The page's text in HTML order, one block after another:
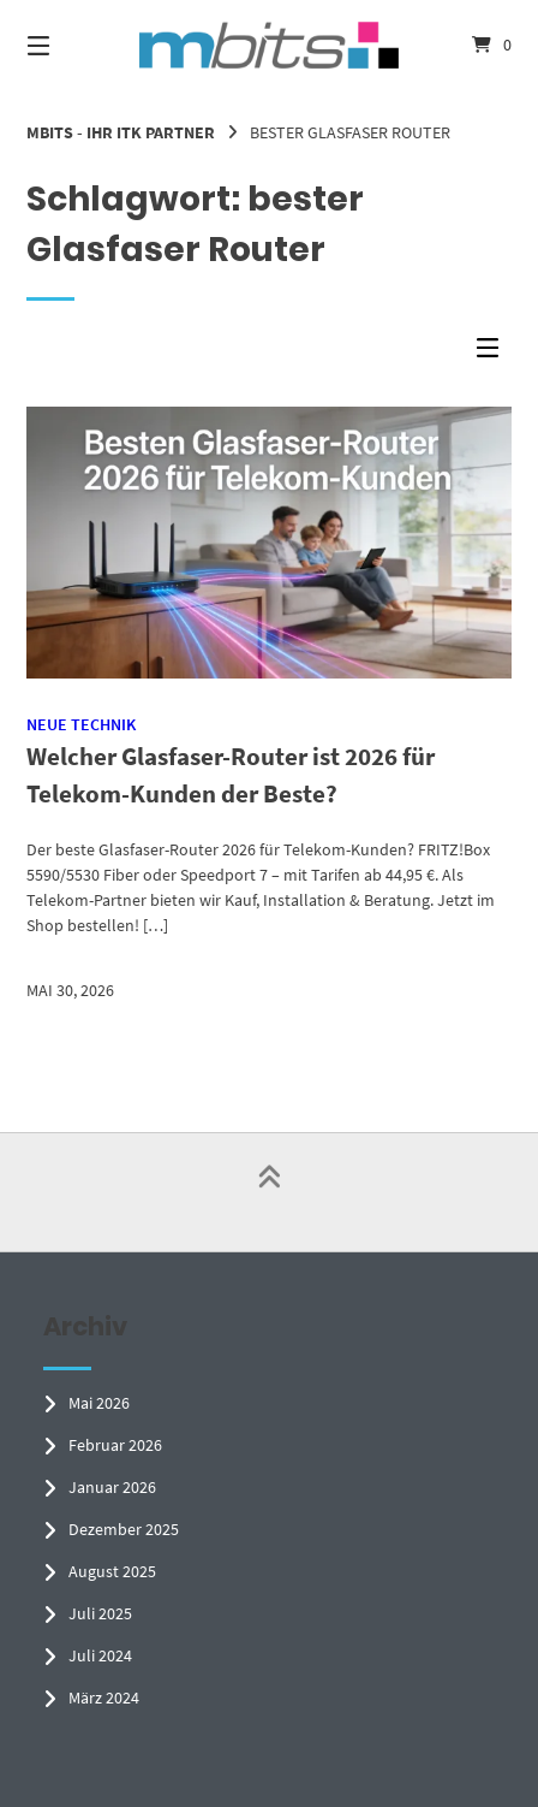
zum
Inhalt
0
MBITS - IHR ITK PARTNER BESTER GLASFASER ROUTER
Schlagwort: bester
Glasfaser Router
NEUE TECHNIK
Welcher Glasfaser-Router ist 2026 für
Telekom-Kunden der Beste?
Der beste Glasfaser-Router 2026 für Telekom-Kunden? FRITZ!Box
5590/5530 Fiber oder Speedport 7 – mit Tarifen ab 44,95 €. Als
Telekom-Partner bieten wir Kauf, Installation & Beratung. Jetzt im
Shop bestellen! […]
MAI 30, 2026
Archiv
Mai 2026
Februar 2026
Januar 2026
Dezember 2025
August 2025
Juli 2025
Juli 2024
März 2024